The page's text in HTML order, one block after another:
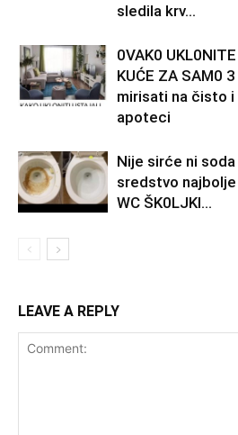
sledila krv...
0VAK0
KUĆE ZA SAM0
mirisati na čisto i
apoteci
Nije sirće ni
sredstvo
WC ŠK0LJKl…
LEAVE A REPLY